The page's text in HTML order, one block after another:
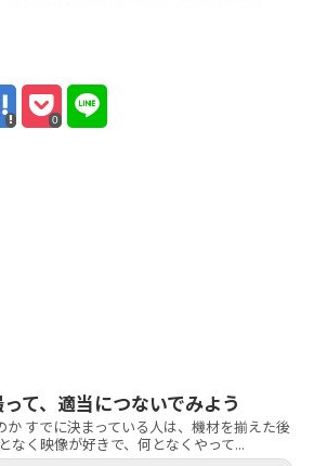
0
て、適当につないでみよう
すでに決まっている人は、機材を揃えた後
なく映像が好きで、何となくやって...